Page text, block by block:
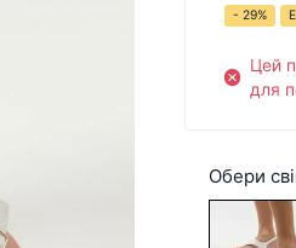
- 29%
Цей
для
Обери